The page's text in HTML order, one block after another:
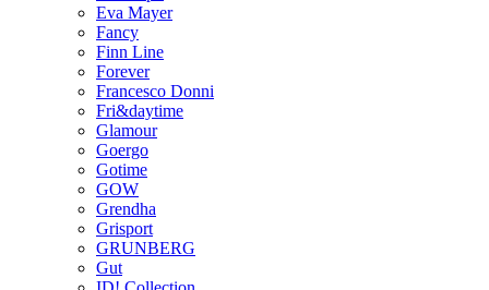
Eva Mayer
Fancy
Finn Line
Forever
Francesco Donni
Fri&daytime
Glamour
Goergo
Gotime
GOW
Grendha
Grisport
GRUNBERG
Gut